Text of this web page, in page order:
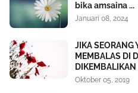
bika amsaina ...
Januari 08, 2024
JIKA SEORANG
MEMBALAS DI
Oktober 05, 2019